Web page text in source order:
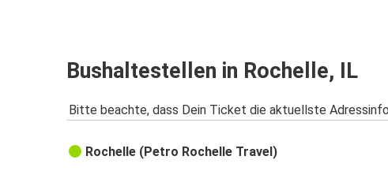
Bushaltestellen in Rochelle, IL
Bitte beachte, dass Dein Ticket die aktuellste
Rochelle (Petro Rochelle Travel)